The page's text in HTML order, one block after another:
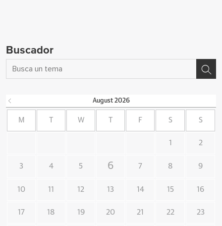
Buscador
August 2026
M W F S S
1 2
3 4 5 6 7 8 9
10 11 12 13 14 15 16
17 18 19 20 21 22 23